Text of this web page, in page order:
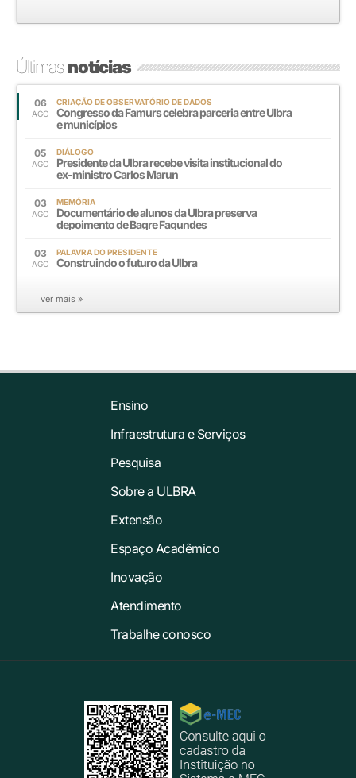
Últimasnotícias
06
AGO
CRIAÇÃO DE OBSERVATÓRIO DE DADOS
Congresso da Famurs celebra parceria entre Ulbra
e municípios
05
AGO
DIÁLOGO
Presidente da Ulbra recebe visita institucional do
ex-ministro Carlos Marun
03
AGO
MEMÓRIA
Documentário de alunos da Ulbra preserva
depoimento de Bagre Fagundes
03
AGO
PALAVRA DO PRESIDENTE
Construindo o futuro da Ulbra
ver mais »
Ensino
Infraestrutura e Serviços
Pesquisa
Sobre a ULBRA
Extensão
Espaço Acadêmico
Inovação
Atendimento
Trabalhe conosco